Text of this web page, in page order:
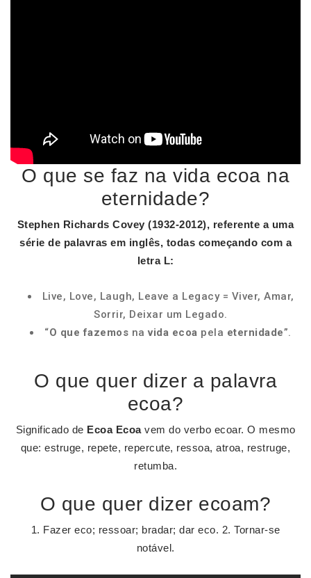
O que se faz na vida ecoa na
eternidade?
Stephen Richards Covey (1932-2012), referente a uma
série de palavras em inglês, todas começando com a
letra L:
Live, Love, Laugh, Leave a Legacy = Viver, Amar,
Sorrir, Deixar um Legado.
“O que fazemos navida ecoa pela eternidade”.
O que quer dizer a palavra
ecoa?
Significado de Ecoa Ecoavem do verbo ecoar. O mesmo
que: estruge, repete, repercute, ressoa, atroa, restruge,
retumba.
O que quer dizer ecoam?
1. Fazer eco; ressoar; bradar; dar eco. 2. Tornar-se
notável.